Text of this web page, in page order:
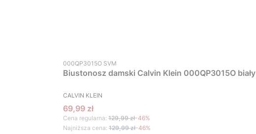
Kod produktu
000QP3015O SVM
Biustonosz damski Calvin Klein 000QP3015O biały
PRODUCENT
CALVIN KLEIN
Cena promocyjna
69,99 zł
Cena regularna: 129,99 zł-46%
Najniższa cena: 129,99 zł-46%